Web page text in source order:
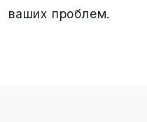
ваших проблем.